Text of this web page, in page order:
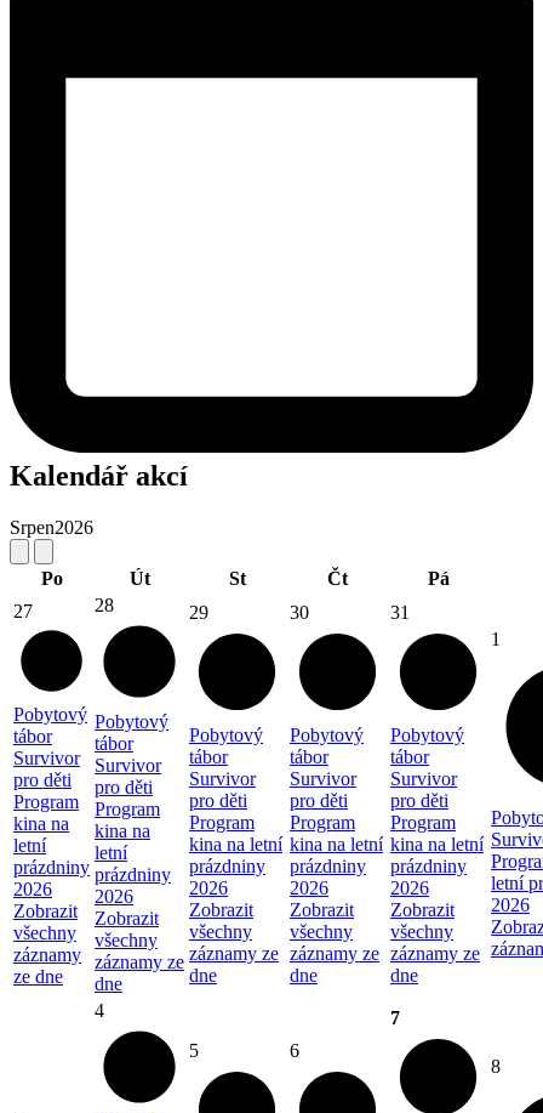
Kalendář akcí
Srpen2026
Po Út St Čt
Pá
27
Pobytový
tábor
Survivor
pro děti
Program
kina na
letní
prázdniny
2026
Zobrazit
všechny
záznamy
ze dne
28
Pobytový
tábor
Survivor
pro děti
Program
kina na
letní
prázdniny
2026
Zobrazit
všechny
záznamy ze
dne
29
Pobytový
tábor
Survivor
pro děti
Program
kina na letní
prázdniny
2026
Zobrazit
všechny
záznamy ze
dne
30
Pobytový
tábor
Survivor
pro děti
Program
kina na letní
prázdniny
2026
Zobrazit
všechny
záznamy ze
dne
31
Pobytový
tábor
Survivor
pro děti
Program
kina na letní
prázdniny
2026
Zobrazit
všechny
záznamy ze
dne
1
letní
2026
4
5 6
7
8